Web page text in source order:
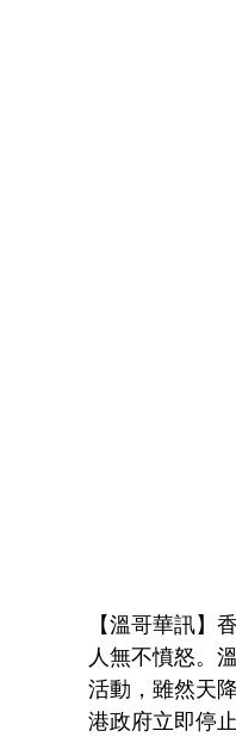
【溫哥華訊】
人無不憤怒。
活動，雖然天
港政府立即停